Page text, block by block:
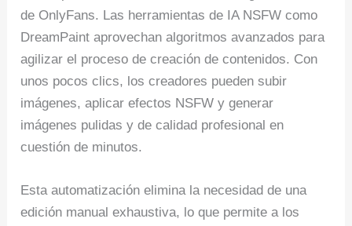
de OnlyFans. Las herramientas de IA NSFW como
DreamPaint aprovechan algoritmos avanzados para
agilizar el proceso de creación de contenidos. Con
unos pocos clics, los creadores pueden subir
imágenes, aplicar efectos NSFW y generar
imágenes pulidas y de calidad profesional en
cuestión de minutos.
Esta automatización elimina la necesidad de una
edición manual exhaustiva, lo que permite a los